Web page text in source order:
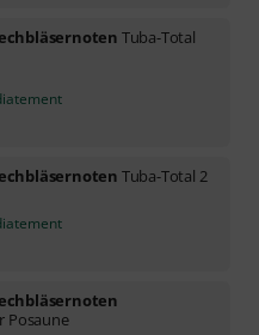
Tuba-Total
Tuba-Total 2
Posaune